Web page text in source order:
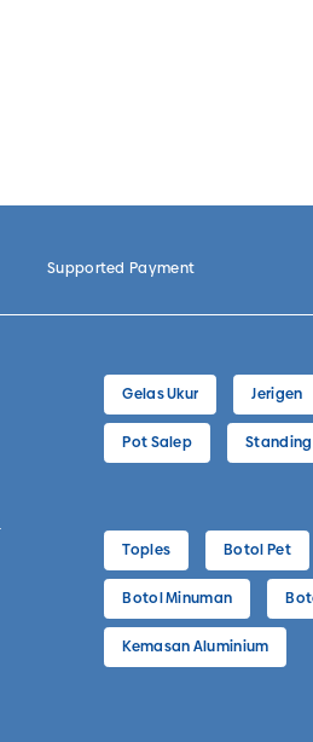
Supported Payment
Gelas Ukur Jerigen
Pot Salep Standing
Toples Botol Pet
Botol Minuman
Kemasan Aluminium